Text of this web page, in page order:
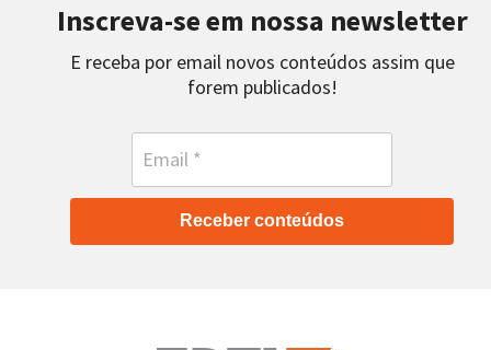
Inscreva-se em nossa newsletter
E receba por email novos conteúdos assim que
forem publicados!
Receber conteúdos